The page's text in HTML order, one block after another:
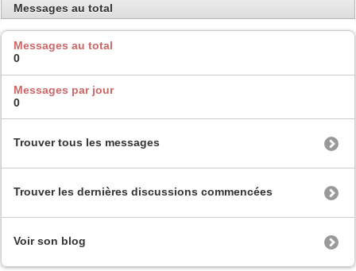
Messages au total
Messages au total
0
Messages par jour
0
Trouver tous les messages
Trouver les dernières discussions commencées
Voir son blog